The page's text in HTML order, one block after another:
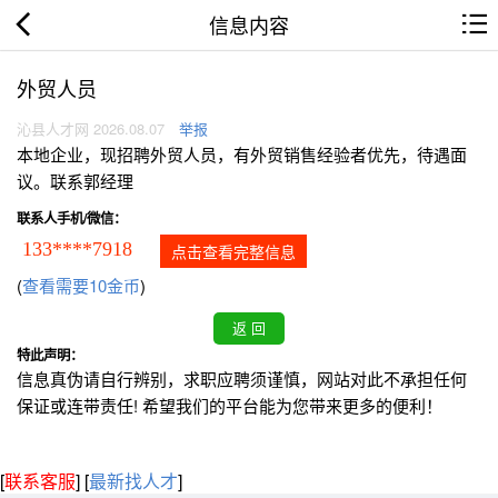
信息内容
外贸人员
沁县人才网 2026.08.07 举报
本地企业，现招聘外贸人员，有外贸销售经验者优先，待遇面
议。联系郭经理
联系人手机/微信：
133****7918 点击查看完整信息
(查看需要10金币)
特此声明：
信息真伪请自行辨别，求职应聘须谨慎，网站对此不承担任何
保证或连带责任! 希望我们的平台能为您带来更多的便利！
[联系客服] [最新找人才]